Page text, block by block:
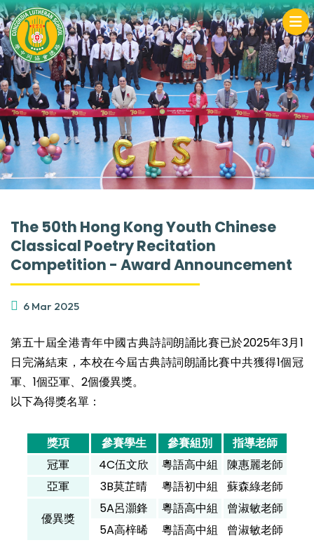
The 50th Hong Kong Youth Chinese
Classical Poetry Recitation
Competition - Award Announcement
6 Mar 2025
第五十屆全港青年中國古典詩詞朗誦比賽已於2025年3月1
日完滿結束，本校在今屆古典詩詞朗誦比賽中共獲得1個冠
軍、1個亞軍、2個優異獎。
以下為得獎名單：
獎項 參賽學生 參賽組別
指導老師
冠軍
4C伍文欣 粵語高中組 陳惠麗老師
亞軍
3B莫芷晴 粵語初中組 蘇森綠老師
優異獎
5A呂灝鋒 粵語高中組
曾淑敏老師
5A高梓晞
粵語高中組 曾淑敏老師